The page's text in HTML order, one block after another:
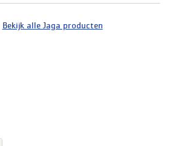
Bekijk alle Jaga producten